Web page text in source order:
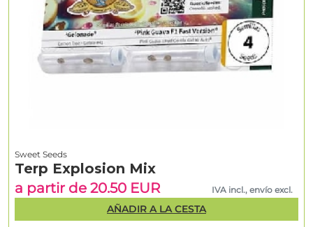
Sweet Seeds
Terp Explosion Mix
a partir de 20.50 EUR
IVA incl., envío excl.
AÑADIR A LA CESTA